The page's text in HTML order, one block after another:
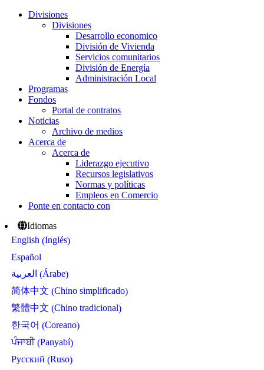
Divisiones
Divisiones
Desarrollo economico
División de Vivienda
Servicios comunitarios
División de Energía
Administración Local
Programas
Fondos
Portal de contratos
Noticias
Archivo de medios
Acerca de
Acerca de
Liderazgo ejecutivo
Recursos legislativos
Normas y políticas
Empleos en Comercio
Ponte en contacto con
Idiomas
English (Inglés)
Español
العربية (Árabe)
简体中文 (Chino simplificado)
繁體中文 (Chino tradicional)
한국어 (Coreano)
ਪੰਜਾਬੀ(Panyabí)
Русский (Ruso)